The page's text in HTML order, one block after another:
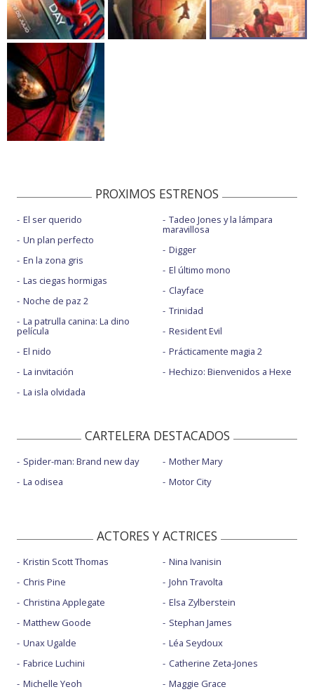
PROXIMOS ESTRENOS
El ser querido
Un plan perfecto
En la zona gris
Las ciegas hormigas
Noche de paz 2
La patrulla canina: La dino
película
El nido
La invitación
La isla olvidada
Tadeo Jones y la lámpara
maravillosa
Digger
El último mono
Clayface
Trinidad
Resident Evil
Prácticamente magia 2
Hechizo: Bienvenidos a Hexe
CARTELERA DESTACADOS
Spider-man: Brand new day
La odisea
Mother Mary
Motor City
ACTORES Y ACTRICES
Kristin Scott Thomas
Chris Pine
Christina Applegate
Matthew Goode
Unax Ugalde
Fabrice Luchini
Michelle Yeoh
Nina Ivanisin
John Travolta
Elsa Zylberstein
Stephan James
Léa Seydoux
Catherine Zeta-Jones
Maggie Grace